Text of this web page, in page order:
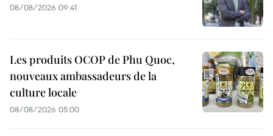
08/08/2026 09:41
Les produits OCOP de Phu Quoc,
nouveaux ambassadeurs de la
culture locale
08/08/2026 05:00